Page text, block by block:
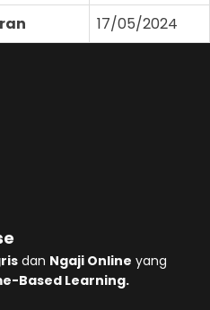
17/05/2024
dan Ngaji Online yang
Based Learning.